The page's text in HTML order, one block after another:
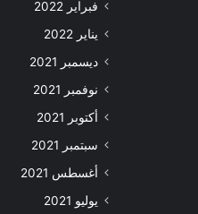
فبراير 2022
يناير 2022
ديسمبر 2021
نوفمبر 2021
أكتوبر 2021
سبتمبر 2021
أغسطس 2021
يوليو 2021